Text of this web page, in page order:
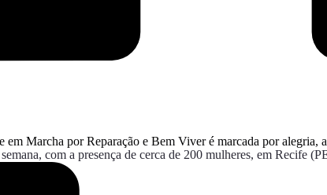
Marcha por Reparação e Bem Viver é marcada por alegria,
com a presença de cerca de 200 mulheres, em Recife